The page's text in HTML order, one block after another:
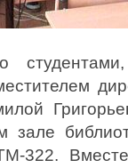
зале
322.